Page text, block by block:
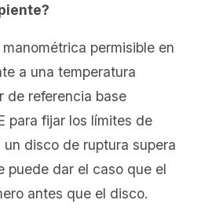
permisible en
a una temperatura
de referencia base
para fijar los límites de
disco de ruptura supera
puede dar el caso que el
antes que el disco.